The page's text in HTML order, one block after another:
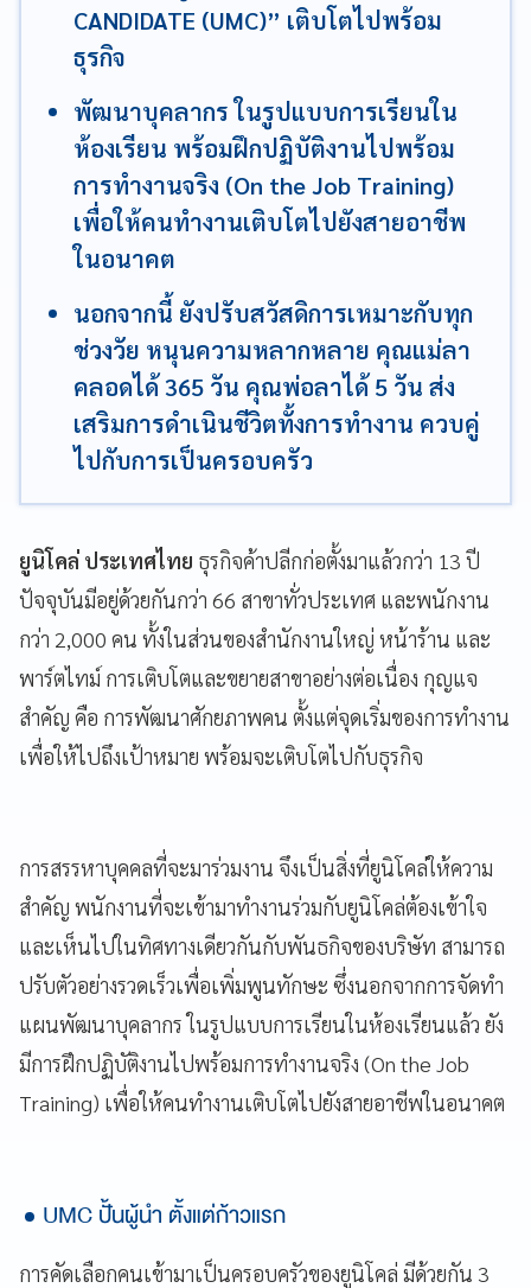
CANDIDATE (UMC)” เติบโตไปพร้อม
ธุรกิจ
พัฒนาบุคลากร ในรูปแบบการเรียนใน
ห้องเรียน พร้อมฝึกปฏิบัติงานไปพร้อม
การทำงานจริง (On the Job Training)
เพื่อให้คนทำงานเติบโตไปยังสายอาชีพ
ในอนาคต
นอกจากนี้ ยังปรับสวัสดิการเหมาะกับทุก
ช่วงวัย หนุนความหลากหลาย คุณแม่ลา
คลอดได้ 365 วัน คุณพ่อลาได้ 5 วัน ส่ง
เสริมการดำเนินชีวิตทั้งการทำงาน ควบคู่
ไปกับการเป็นครอบครัว
ยูนิโคล่ ประเทศไทย ธุรกิจค้าปลีกก่อตั้งมาแล้วกว่า 13 ปี
ปัจจุบันมีอยู่ด้วยกันกว่า 66 สาขาทั่วประเทศ และพนักงาน
กว่า 2,000 คน ทั้งในส่วนของสำนักงานใหญ่ หน้าร้าน และ
พาร์ตไทม์ การเติบโตและขยายสาขาอย่างต่อเนื่อง กุญแจ
สำคัญ คือ การพัฒนาศักยภาพคน ตั้งแต่จุดเริ่มของการทำงาน
เพื่อให้ไปถึงเป้าหมาย พร้อมจะเติบโตไปกับธุรกิจ
การสรรหาบุคคลที่จะมาร่วมงาน จึงเป็นสิ่งที่ยูนิโคล่ให้ความ
สำคัญ พนักงานที่จะเข้ามาทำงานร่วมกับยูนิโคล่ต้องเข้าใจ
และเห็นไปในทิศทางเดียวกันกับพันธกิจของบริษัท สามารถ
ปรับตัวอย่างรวดเร็วเพื่อเพิ่มพูนทักษะ ซึ่งนอกจากการจัดทำ
แผนพัฒนาบุคลากร ในรูปแบบการเรียนในห้องเรียนแล้ว ยัง
มีการฝึกปฏิบัติงานไปพร้อมการทำงานจริง (On the Job
Training) เพื่อให้คนทำงานเติบโตไปยังสายอาชีพในอนาคต
UMC ปั้นผู้นำ ตั้งแต่ก้าวแรก
การคัดเลือกคนเข้ามาเป็นครอบครัวของยูนิโคล่ มีด้วยกัน 3